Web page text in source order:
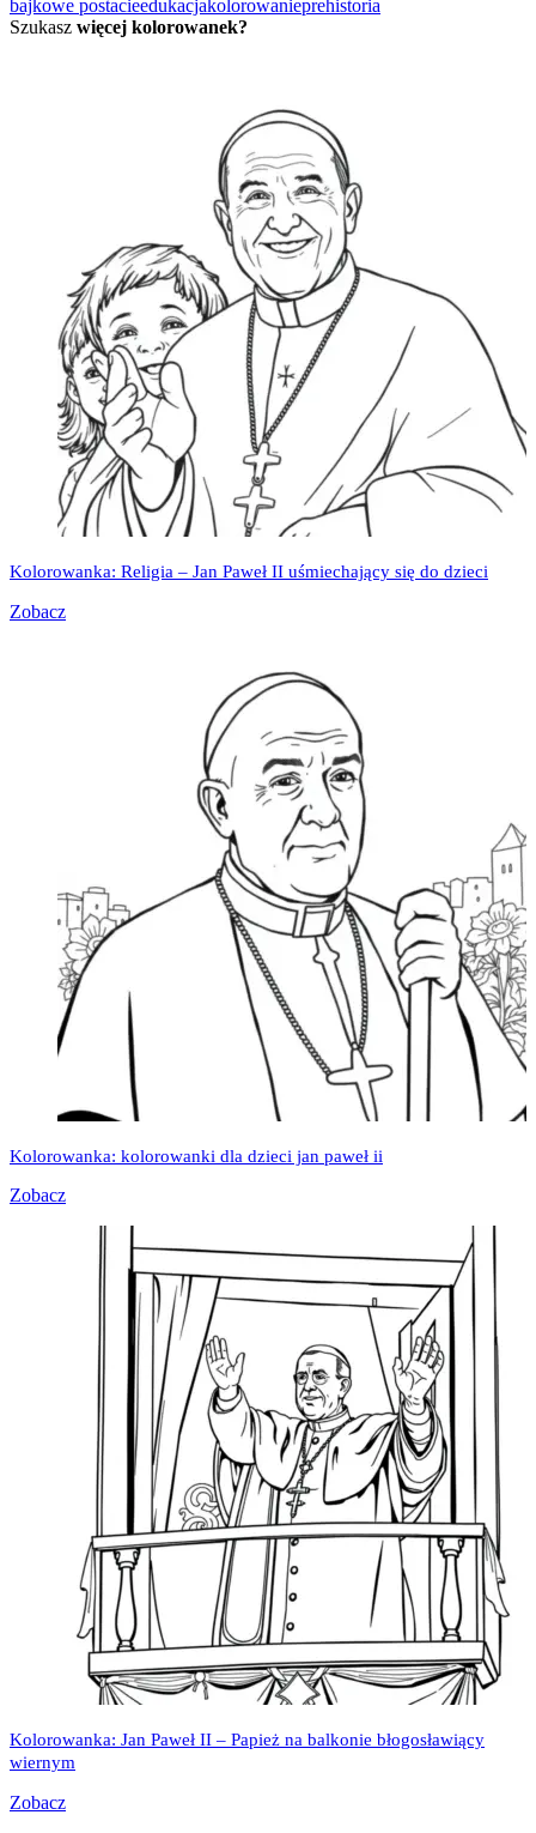
bajkowe postacieedukacjakolorowanieprehistoria
Szukasz więcej kolorowanek?
Kolorowanka: Religia – Jan Paweł II uśmiechający się do dzieci
Zobacz
Kolorowanka: kolorowanki dla dzieci jan paweł ii
Zobacz
Kolorowanka: Jan Paweł II – Papież na balkonie błogosławiący
wiernym
Zobacz